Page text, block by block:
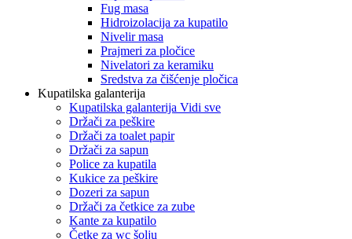
Fug masa
Hidroizolacija za kupatilo
Nivelir masa
Prajmeri za pločice
Nivelatori za keramiku
Sredstva za čišćenje pločica
Kupatilska galanterija
Kupatilska galanterija Vidi sve
Držači za peškire
Držači za toalet papir
Držači za sapun
Police za kupatila
Kukice za peškire
Dozeri za sapun
Držači za četkice za zube
Kante za kupatilo
Četke za wc šolju